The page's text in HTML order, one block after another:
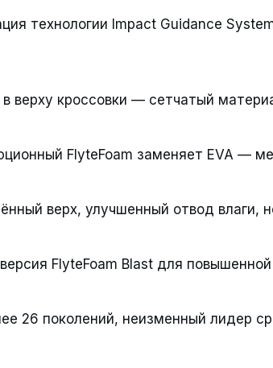
технологии Impact Guidance
в верху кроссовки — сетчатый
FlyteFoam заменяет EVA —
верх, улучшенный отвод влаги,
FlyteFoam Blast для
26 поколений, неизменный лидер